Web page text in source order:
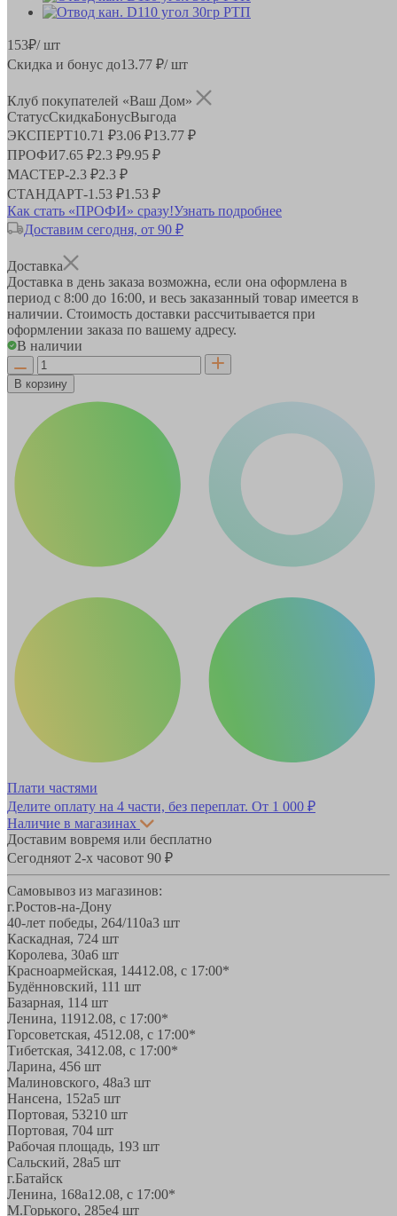
153₽/ шт
Скидка и бонус до13.77 ₽/ шт
Клуб покупателей «Ваш Дом»
СтатусСкидкаБонусВыгода
ЭКСПЕРТ10.71 ₽3.06 ₽13.77 ₽
ПРОФИ7.65 ₽2.3 ₽9.95 ₽
МАСТЕР-2.3 ₽2.3 ₽
СТАНДАРТ-1.53 ₽1.53 ₽
Как стать «ПРОФИ» сразу!Узнать подробнее
Доставим сегодня, от 90 ₽
Доставка
Доставка в день заказа возможна, если она оформлена в
период с 8:00 до 16:00, и весь заказанный товар имеется в
наличии. Стоимость доставки рассчитывается при
оформлении заказа по вашему адресу.
В наличии
В корзину
Плати частями
Делите оплату на 4 части, без переплат. От 1 000 ₽
Наличие в магазинах
Доставим вовремя или бесплатно
Сегодняот 2-х часовот 90 ₽
Самовывоз из магазинов:
г.Ростов-на-Дону
40-лет победы, 264/110а3 шт
Каскадная, 724 шт
Королева, 30а6 шт
Красноармейская, 14412.08, с 17:00*
Будённовский, 111 шт
Базарная, 114 шт
Ленина, 11912.08, с 17:00*
Горсоветская, 4512.08, с 17:00*
Тибетская, 3412.08, с 17:00*
Ларина, 456 шт
Малиновского, 48а3 шт
Нансена, 152а5 шт
Портовая, 53210 шт
Портовая, 704 шт
Рабочая площадь, 193 шт
Сальский, 28a5 шт
г.Батайск
Ленина, 168а12.08, с 17:00*
М.Горького, 285е4 шт